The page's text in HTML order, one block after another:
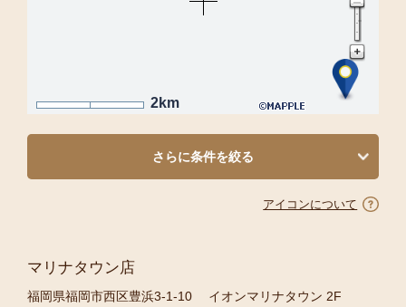
2km
さらに条件を絞る
アイコンについて
マリナタウン店
福岡県福岡市西区豊浜3-1-10 イオンマリナタウン 2F